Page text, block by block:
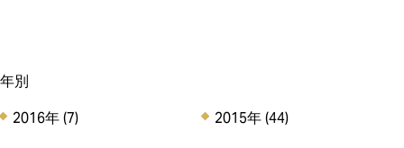
年別
2016年(7) 2015年(44)